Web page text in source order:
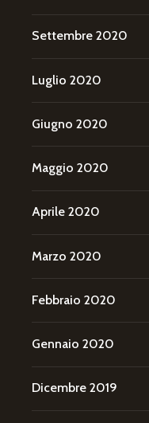
Settembre 2020
Luglio 2020
Giugno 2020
Maggio 2020
Aprile 2020
Marzo 2020
Febbraio 2020
Gennaio 2020
Dicembre 2019